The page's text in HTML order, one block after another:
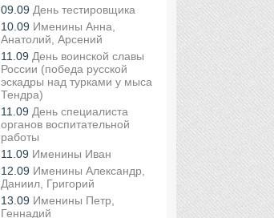
09.09 День тестировщика
10.09 Именины Анна,
Анатолий, Арсений
11.09 День воинской славы
России (победа русской
эскадры над турками у мыса
Тендра)
11.09 День специалиста
органов воспитательной
работы
11.09 Именины Иван
12.09 Именины Александр,
Даниил, Григорий
13.09 Именины Петр,
Геннадий